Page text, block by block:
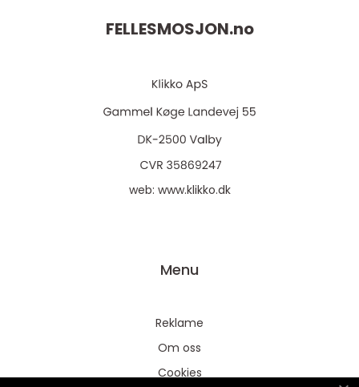
FELLESMOSJON.no
web: www.klikko.dk
Menu
Reklame
Om oss
Cookies